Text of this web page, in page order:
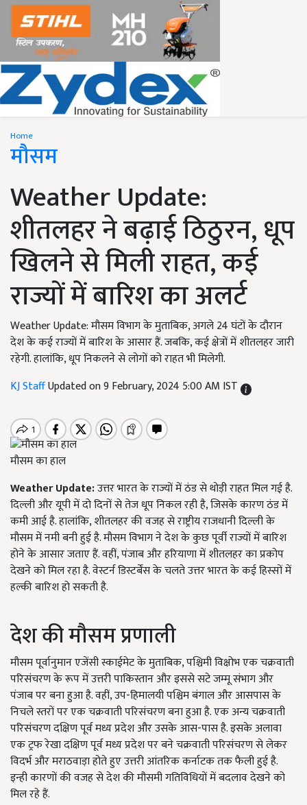
Home
मौसम
Weather Update:
शीतलहर ने बढ़ाई ठिठुरन, धूप
खिलने से मिली राहत, कई
राज्यों में बारिश का अलर्ट
Weather Update: मौसम विभाग के मुताबिक, अगले 24 घंटों के दौरान
देश के कई राज्यों में बारिश के आसार हैं. जबकि, कई क्षेत्रों में शीतलहर जारी
रहेगी. हालांकि, धूप निकलने से लोगों को राहत भी मिलेगी.
KJ StaffUpdated on 9 February, 2024 5:00 AM IST
मौसम का हाल
Weather Update:उत्तर भारत के राज्यों में ठंड से थोड़ी राहत मिल गई है.
दिल्ली और यूपी में दो दिनों से तेज धूप निकल रही है, जिसके कारण ठंड में
कमी आई है. हालांकि, शीतलहर की वजह से राष्ट्रीय राजधानी दिल्ली के
मौसम में नमी बनी हुई है. मौसम विभाग ने देश के कुछ पूर्वी राज्यों में बारिश
होने के आसार जताए हैं. वहीं, पंजाब और हरियाणा में शीतलहर का प्रकोप
देखने को मिल रहा है. वेस्टर्न डिस्टर्बेंस के चलते उत्तर भारत के कई हिस्सों में
हल्की बारिश हो सकती है.
देश की मौसम प्रणाली
मौसम पूर्वानुमान एजेंसी स्काईमेट के मुताबिक, पश्चिमी विक्षोभ एक चक्रवाती
परिसंचरण के रूप में उत्तरी पाकिस्तान और इससे सटे जम्मू संभाग और
पंजाब पर बना हुआ है. वहीं, उप-हिमालयी पश्चिम बंगाल और आसपास के
निचले स्तरों पर एक चक्रवाती परिसंचरण बना हुआ है. एक अन्य चक्रवाती
परिसंचरण दक्षिण पूर्व मध्य प्रदेश और उसके आस-पास है. इसके अलावा
एक ट्रफ रेखा दक्षिण पूर्व मध्य प्रदेश पर बने चक्रवाती परिसंचरण से लेकर
विदर्भ और मराठवाड़ा होते हुए उत्तरी आंतरिक कर्नाटक तक फैली हुई है.
इन्ही कारणों की वजह से देश की मौसमी गतिविधियों में बदलाव देखने को
मिल रहे हैं.